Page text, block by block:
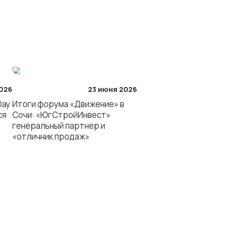
23 июня 2026
Итоги форума «Движение» в
Сочи: «ЮгСтройИнвест»
генеральный партнер и
«отличник продаж»
ЖК «Полет»